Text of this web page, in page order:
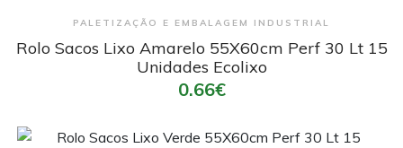
Encomendar
PALETIZAÇÃO E EMBALAGEM INDUSTRIAL
Rolo Sacos Lixo Amarelo 55X60cm Perf 30 Lt 15
Unidades Ecolixo
0.66€